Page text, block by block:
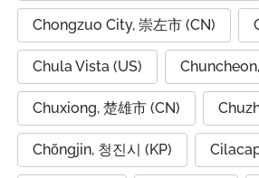
Chongzuo City, 崇左市 (CN)
Chula Vista (US)
Chuxiong, 楚雄市 (CN)
Chŏngjin, 청진시 (KP)